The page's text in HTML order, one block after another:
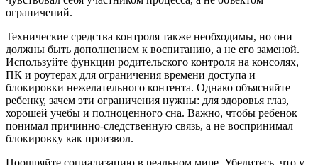
ограничений.
Технические средства контроля также необходимы, но они
должны быть дополнением к воспитанию, а не его заменой.
Используйте функции родительского контроля на консолях,
ПК и роутерах для ограничения времени доступа и
блокировки нежелательного контента. Однако объясняйте
ребенку, зачем эти ограничения нужны: для здоровья глаз,
хорошей учебы и полноценного сна. Важно, чтобы ребенок
понимал причинно-следственную связь, а не воспринимал
блокировку как произвол.
Поощряйте социализацию в реальном мире. Убедитесь, что у